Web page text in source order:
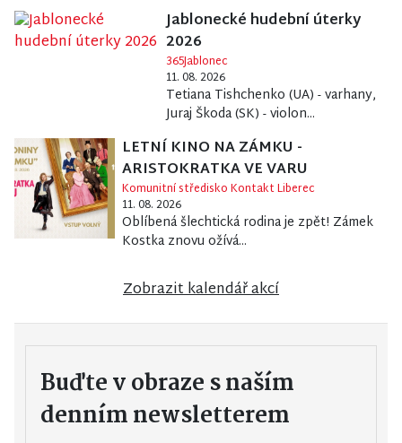
Jablonecké hudební úterky
2026
365Jablonec
11. 08. 2026
Tetiana Tishchenko (UA) - varhany,
Juraj Škoda (SK) - violon...
LETNÍ KINO NA ZÁMKU -
ARISTOKRATKA VE VARU
Komunitní středisko Kontakt Liberec
11. 08. 2026
Oblíbená šlechtická rodina je zpět! Zámek
Kostka znovu ožívá...
Zobrazit kalendář akcí
Buďte v obraze s naším
denním newsletterem